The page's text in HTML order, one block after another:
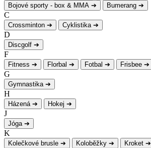
Bojové sporty - box & MMA ➔ Bumerang ➔
C
Crossminton ➔ Cyklistika ➔
D
Discgolf ➔
F
Fitness ➔ Florbal ➔ Fotbal ➔ Frisbee ➔
G
Gymnastika ➔
H
Házená ➔ Hokej ➔
J
Jóga ➔
K
Kolečkové brusle ➔ Koloběžky ➔ Kroket ➔